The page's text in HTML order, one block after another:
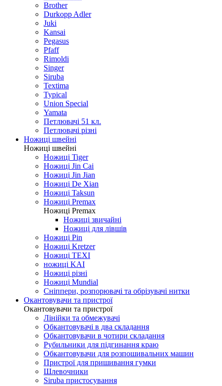
Brother
Durkopp Adler
Juki
Kansai
Pegasus
Pfaff
Rimoldi
Singer
Siruba
Textima
Typical
Union Special
Yamata
Петлювачі 51 кл.
Петлювачі різні
Ножиці швейні
Ножиці швейні
Ножиці Tiger
Ножиці Jin Cai
Ножиці Jin Jian
Ножиці De Xian
Ножиці Taksun
Ножиці Premax
Ножиці Premax
Ножиці звичайні
Ножиці для лівшів
Ножиці Pin
Ножиці Kretzer
Ножиці TEXI
ножиці KAI
Ножиці різні
Ножиці Mundial
Сніппери, розпорювачі та обрізувачі нитки
Окантовувачи та пристрої
Окантовувачи та пристрої
Лінійки та обмежувачі
Обкантовувачі в два складання
Обкантовувачи в чотири складання
Рубильники для підгинання краю
Обкантовувачи для розпошивальних машин
Пристрої для пришивання гумки
Шлевочники
Siruba пристосування